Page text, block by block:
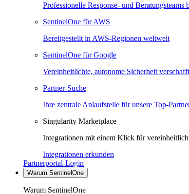
Professionelle Response- und Beratungsteams
SentinelOne für AWS
Bereitgestellt in AWS-Regionen weltweit
SentinelOne für Google
Vereinheitlichte, autonome Sicherheit
Partner-Suche
Ihre zentrale Anlaufstelle für unsere Top-
Singularity Marketplace
Integrationen mit einem Klick für
Integrationen erkunden
Partnerportal-Login
Warum SentinelOne
Warum SentinelOne